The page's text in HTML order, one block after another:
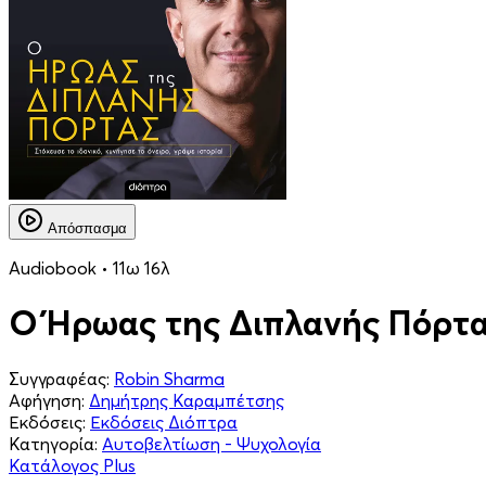
Απόσπασμα
Audiobook • 11ω 16λ
Ο Ήρωας της Διπλανής
Συγγραφέας: Robin Sharma
Αφήγηση: Δημήτρης Καραμπέτσης
Εκδόσεις: Εκδόσεις Διόπτρα
Κατηγορία: Αυτοβελτίωση - Ψυχολογία
Κατάλογος Plus